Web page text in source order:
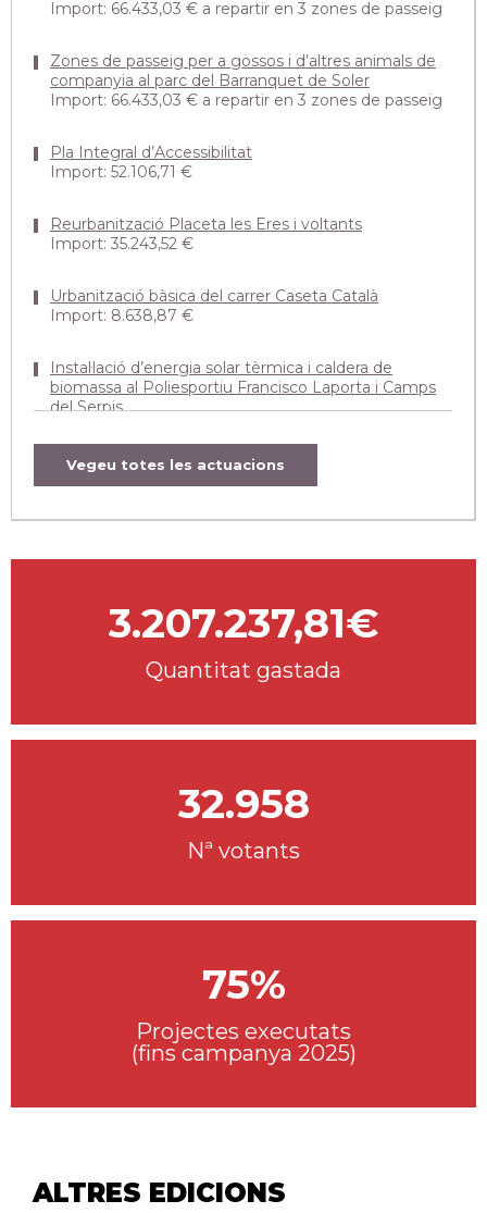
Import: 66.433,03 € a repartir en 3 zones de passeig
Zones de passeig per a gossos i d’altres animals de
companyia al parc del Barranquet de Soler
Import: 66.433,03 € a repartir en 3 zones de passeig
Pla Integral d’Accessibilitat
Import: 52.106,71 €
Reurbanització Placeta les Eres i voltants
Import: 35.243,52 €
Urbanització bàsica del carrer Caseta Català
Import: 8.638,87 €
Instal·lació d’energia solar tèrmica i caldera de
biomassa al Poliesportiu Francisco Laporta i Camps
del Serpis
Vegeu totes les actuacions
3.207.237,81€
Quantitat gastada
32.958
Nª votants
75%
Projectes executats
(fins campanya 2025)
ALTRES EDICIONS